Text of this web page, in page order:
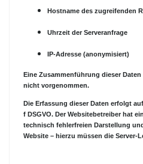
Hostname des zugreifenden
Uhrzeit der Serveranfrage
IP-Adresse (anonymisiert)
Eine Zusammenführung dieser
nicht vorgenommen.
Die Erfassung dieser Daten erfolgt
f DSGVO. Der Websitebetreiber hat
technisch fehlerfreien Darstellung
Website – hierzu müssen die Server-